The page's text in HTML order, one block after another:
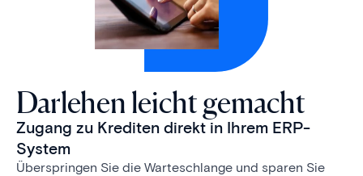
Darlehen leicht gemacht
Zugang zu Krediten direkt in Ihrem ERP-
System
Überspringen Sie die Warteschlange und sparen Sie